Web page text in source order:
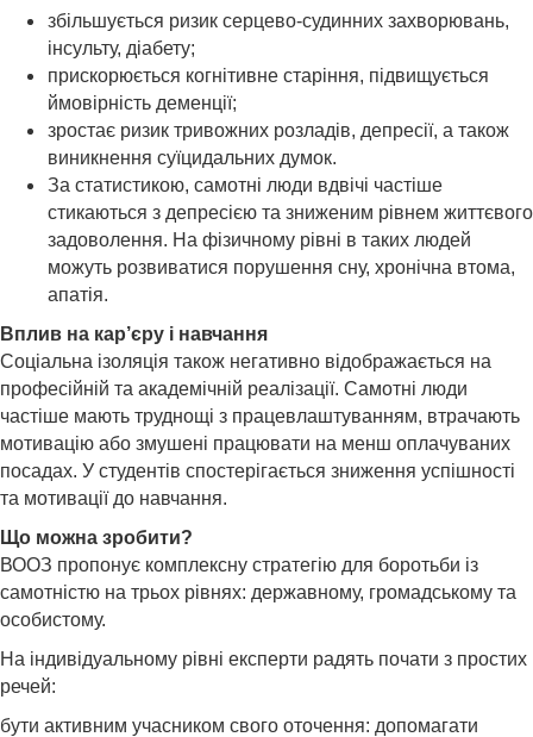
збільшується ризик серцево-судинних захворювань,
інсульту, діабету;
прискорюється когнітивне старіння, підвищується
ймовірність деменції;
зростає ризик тривожних розладів, депресії, а також
виникнення суїцидальних думок.
За статистикою, самотні люди вдвічі частіше
стикаються з депресією та зниженим рівнем життєвого
задоволення. На фізичному рівні в таких людей
можуть розвиватися порушення сну, хронічна втома,
апатія.
Вплив на кар’єру і навчання
Соціальна ізоляція також негативно відображається на
професійній та академічній реалізації. Самотні люди
частіше мають труднощі з працевлаштуванням, втрачають
мотивацію або змушені працювати на менш оплачуваних
посадах. У студентів спостерігається зниження успішності
та мотивації до навчання.
Що можна зробити?
ВООЗ пропонує комплексну стратегію для боротьби із
самотністю на трьох рівнях: державному, громадському та
особистому.
На індивідуальному рівні експерти радять почати з простих
речей:
бути активним учасником свого оточення: допомагати